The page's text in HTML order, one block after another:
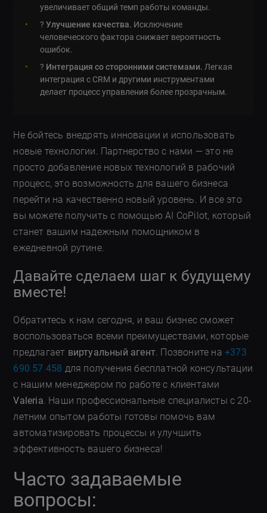
увеличивает общий темп работы команды.
?Улучшение качества. Исключение
человеческого фактора снижает вероятность
ошибок.
? Интеграция со сторонними системами. Легкая
интеграция с CRM и другими инструментами
делает процесс управления более прозрачным.
Не бойтесь внедрять инновации и использовать
новые технологии. Партнерство с нами — это не
просто добавление новых технологий в рабочий
процесс, это возможность для вашего бизнеса
перейти на качественно новый уровень. И все это
вы можете получить с помощью AI CoPilot, который
станет вашим надежным помощником в
ежедневной рутине.
Давайте сделаем шаг к будущему
вместе!
Обратитесь к нам сегодня, и ваш бизнес сможет
воспользоваться всеми преимуществами, которые
предлагает виртуальный агент. Позвоните на+373
690 57 458 для получения бесплатной консультации
с нашим менеджером по работе с клиентами
Valeria. Наши профессиональные специалисты с 20-
летним опытом работы готовы помочь вам
автоматизировать процессы и улучшить
эффективность вашего бизнеса!
Часто задаваемые
вопросы: